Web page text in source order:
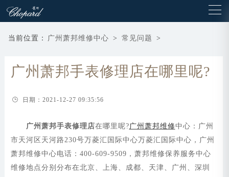
当前位置： 广州萧邦维修中心 > 常见问题 >
广州萧邦手表修理店在哪里呢?
日期：2021-12-27 09:35:56
广州萧邦手表修理店在哪里呢?广州萧邦维修中心：广州
市天河区天河路230号万菱汇国际中心万菱汇国际中心，广州
萧邦维修中心电话：400-609-9509，萧邦维修保养服务中心
维修地点分别分布在北京、上海、成都、天津、广州、深圳